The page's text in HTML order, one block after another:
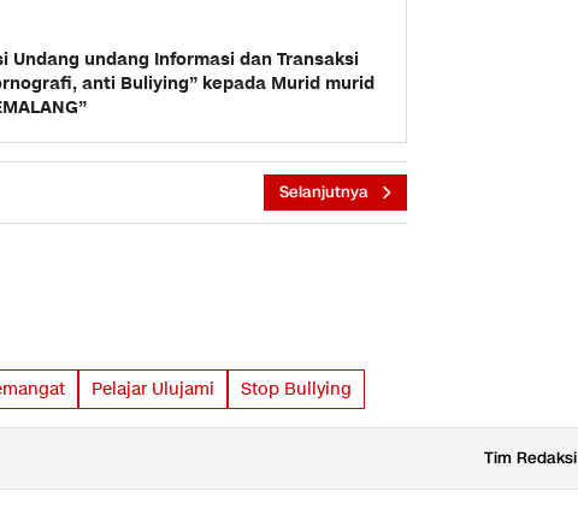
Undang undang Informasi dan Transaksi
anti Buliying” kepada Murid murid
Selanjutnya
Pelajar Ulujami Stop Bullying
Tim Redaksi